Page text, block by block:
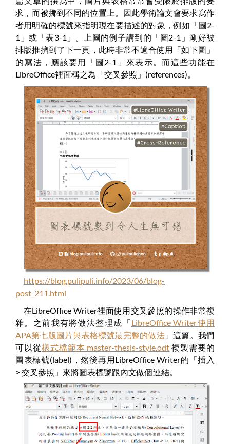
求，而被挪到不同的位置上。因此學術論文會要求寫作
者用明確的標號來指明現在要描述的對象，例如「圖2-
1」或「表3-1」。上圖的例子講到的「圖2-1」剛好被
排版推擠到了下一頁，此時非常不適合使用「如下圖」
的寫法，應該要用「圖2-1」來表示。而這些功能在
LibreOffice裡面稱之為「交叉參照」(references)。
https://blog.pulipuli.info/2023/06/blog-
post_211.html
在LibreOffice Writer裡面使用交叉參照的操作非常複
雜。之前我有將做法整理成「LibreOffice Writer使用
APA第七版圖片與表格標號最完整的做法」這篇。我們
可以從樣式檔範本 master-thesis-style.odt 複製需要的
圖表標號(label)，然後再用LibreOffice Writer的「插入
> 交叉參照」來將圖表標號跟內文做個連結。